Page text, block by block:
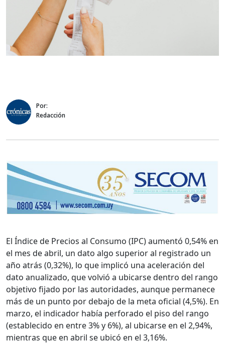
Por:
Redacción
El Índice de Precios al Consumo (IPC) aumentó 0,54% en
el mes de abril, un dato algo superior al registrado un
año atrás (0,32%), lo que implicó una aceleración del
dato anualizado, que volvió a ubicarse dentro del rango
objetivo fijado por las autoridades, aunque permanece
más de un punto por debajo de la meta oficial (4,5%). En
marzo, el indicador había perforado el piso del rango
(establecido en entre 3% y 6%), al ubicarse en el 2,94%,
mientras que en abril se ubicó en el 3,16%.